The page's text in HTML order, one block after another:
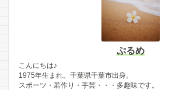
ぷるめ
こんにちは♪
1975年生まれ。千葉県千葉市出身。
スポーツ・若作り・手芸・・・多趣味です。